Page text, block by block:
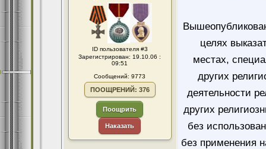
ID пользователя #3
Зарегистрирован: 19.10.06 :
09:51
Сообщений: 9773
ПООЩРЕНИЙ: 376
Поощрить
Наказать
целях
местах,
других
деятельности
других
без
без применения